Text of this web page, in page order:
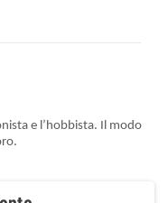
e l’hobbista. Il modo